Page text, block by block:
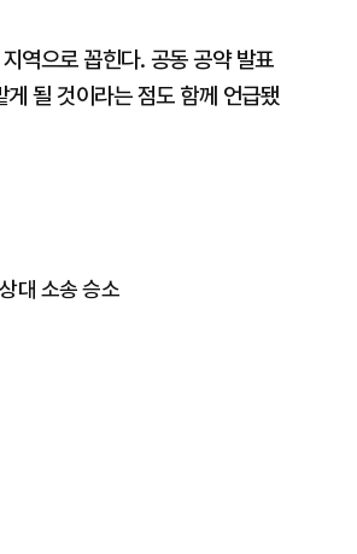
역으로 꼽힌다. 공동 공약 발표
될 것이라는 점도 함께 언급됐
대 소송 승소